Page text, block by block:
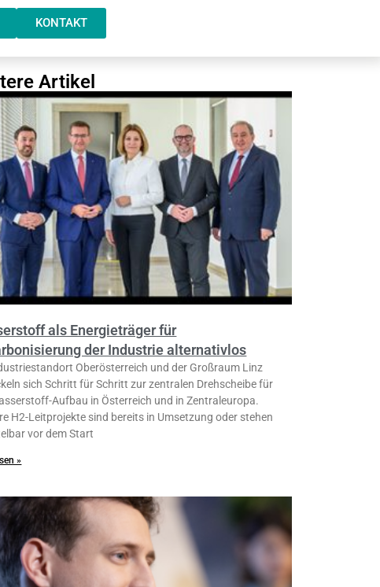
KONTAKT
Artikel
als Energieträger für
der Industrie alternativlos
Oberösterreich und der Großraum Linz
sich Schritt für Schritt zur zentralen Drehscheibe für
Aufbau in Österreich und in Zentraleuropa.
H2-Leitprojekte sind bereits in Umsetzung oder stehen
vor dem Start
»